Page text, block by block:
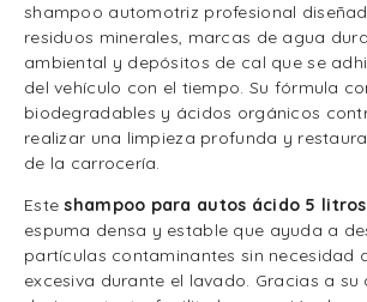
shampoo automotriz profesional
residuos minerales, marcas de agua
ambiental y depósitos de cal que se
del vehículo con el tiempo. Su fórmula
biodegradables y ácidos orgánicos
realizar una limpieza profunda y
de la carrocería.
Esteshampoo para autos ácido 5 litros
espuma densa y estable que ayuda a
partículas contaminantes sin necesidad
excesiva durante el lavado. Gracias a su